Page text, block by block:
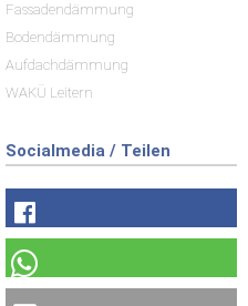
Fassadendämmung
Bodendämmung
Aufdachdämmung
WAKÜ Leitern
Socialmedia / Teilen